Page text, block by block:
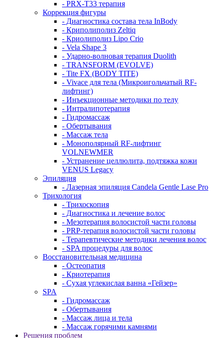
- PRX-T33 терапия
Коррекция фигуры
- Диагностика состава тела InBody
- Криполиполиз Zeltiq
- Криолиполиз Lipo Crio
- Vela Shape 3
- Ударно-волновая терапия Duolith
- TRANSFORM (EVOLVE)
- Tite FX (BODY TITE)
- Vivace для тела (Микроигольчатый RF-
лифтинг)
- Инъекционные методики по телу
- Интралипотерапия
- Гидромассаж
- Обертывания
- Массаж тела
- Монополярный RF-лифтинг
VOLNEWMER
- Устранение целлюлита, подтяжка кожи
VENUS Legacy
Эпиляция
- Лазерная эпиляция Candela Gentle Lase Pro
Трихология
- Трихоскопия
- Диагностика и лечение волос
- Мезотерапия волосистой части головы
- PRP-терапия волосистой части головы
- Терапевтические методики лечения волос
- SPA процедуры для волос
Восстановительная медицина
- Остеопатия
- Криотерапия
- Сухая углекислая ванна «Гейзер»
SPA
- Гидромассаж
- Обертывания
- Массаж лица и тела
- Массаж горячими камнями
Решения проблем